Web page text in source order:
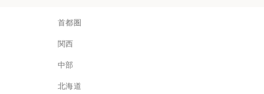
首都圏
関西
中部
北海道